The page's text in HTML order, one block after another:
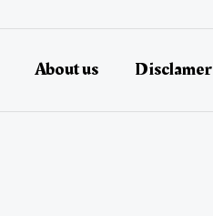
About us Disclamer